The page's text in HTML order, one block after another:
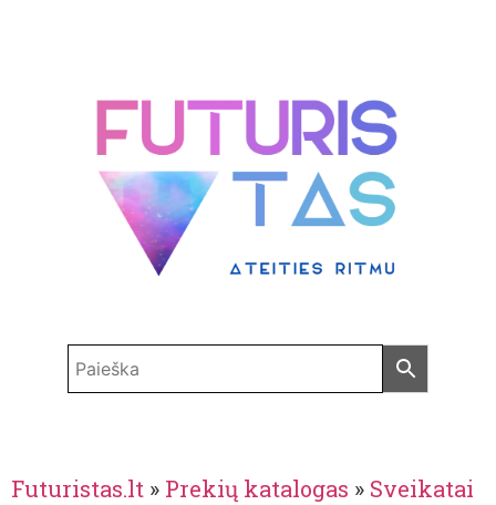
Futuristas.lt » Prekių katalogas » Sveikatai